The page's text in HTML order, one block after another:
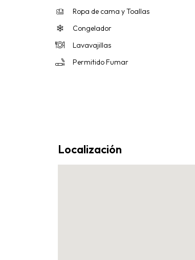
Ropa de cama y Toallas
Congelador
Lavavajillas
Permitido Fumar
Localización